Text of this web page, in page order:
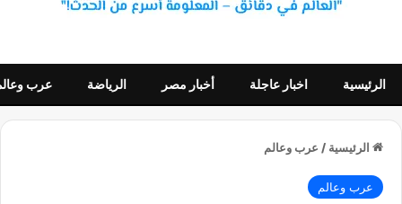
الرئيسية اخبار عاجلة أخبار مصر الرياضة عرب
الرئيسية / عرب وعالم
عرب وعالم